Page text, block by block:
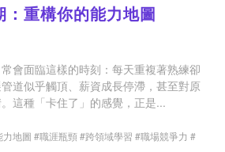
重構你的能力地圖
會面臨這樣的時刻：每天重複著熟練卻
道似乎觸頂、薪資成長停滯，甚至對原
這種「卡住了」的感覺，正是...
地圖 #職涯瓶頸 #跨領域學習 #職場競爭力 #